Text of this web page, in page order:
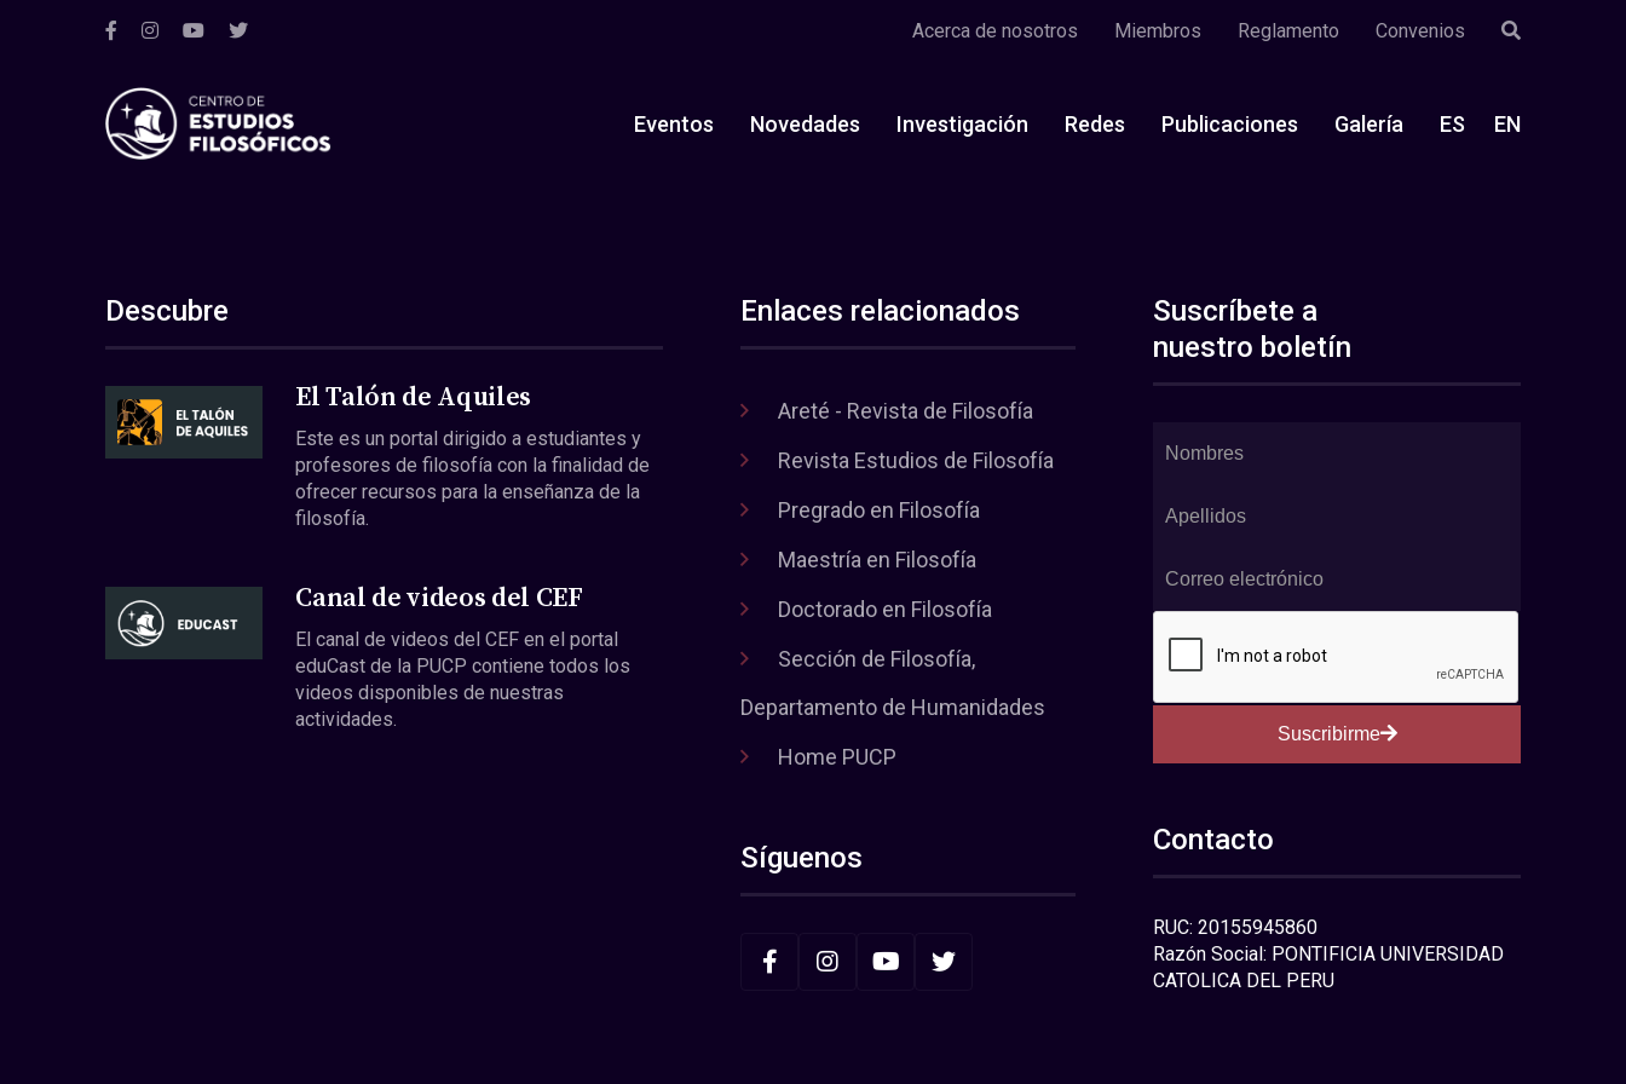
Acerca de nosotros Miembros Reglamento Convenios
Eventos Novedades Investigación Redes Publicaciones Galería ES EN
Descubre
El Talón de Aquiles
Este es un portal dirigido a estudiantes y
profesores de filosofía con la finalidad de
ofrecer recursos para la enseñanza de la
filosofía.
Canal de videos del CEF
El canal de videos del CEF en el portal
eduCast de la PUCP contiene todos los
videos disponibles de nuestras
actividades.
Enlaces relacionados
Areté - Revista de Filosofía
Revista Estudios de Filosofía
Pregrado en Filosofía
Maestría en Filosofía
Doctorado en Filosofía
Sección de Filosofía,
Departamento de Humanidades
Home PUCP
Síguenos
Suscríbete a
nuestro boletín
Suscribirme
Contacto
RUC: 20155945860
Razón Social: PONTIFICIA UNIVERSIDAD
CATOLICA DEL PERU